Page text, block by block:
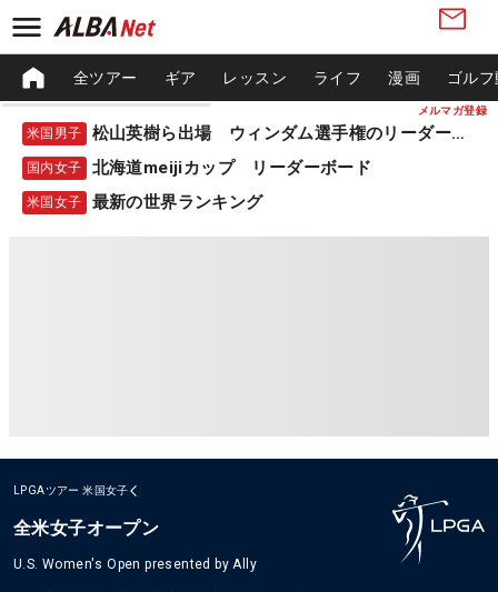
メルマガ登録
全ツアー ギア レッスン ライフ 漫画 ゴル
米国男子 松山英樹ら出場 ウィンダム選手権のリーダーボード
国内女子 北海道meijiカップ リーダーボード
米国女子 最新の世界ランキング
LPGAツアー 米国女子
全米女子オープン
U.S. Women's Open presented by Ally